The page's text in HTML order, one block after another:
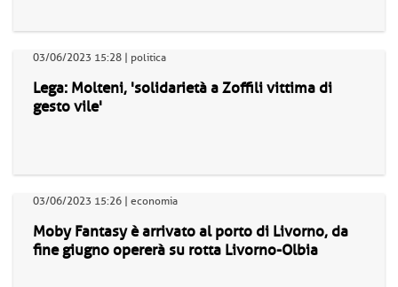
03/06/2023 15:28 | politica
Lega: Molteni, 'solidarietà a Zoffili vittima di
gesto vile'
03/06/2023 15:26 | economia
Moby Fantasy è arrivato al porto di Livorno, da
fine giugno opererà su rotta Livorno-Olbia